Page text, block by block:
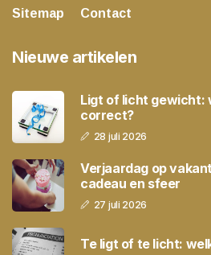
Sitemap
Contact
Nieuwe artikelen
Ligt of licht gewicht:
correct?
28 juli 2026
Verjaardag op
cadeau en sfeer
27 juli 2026
Te ligt of te licht: